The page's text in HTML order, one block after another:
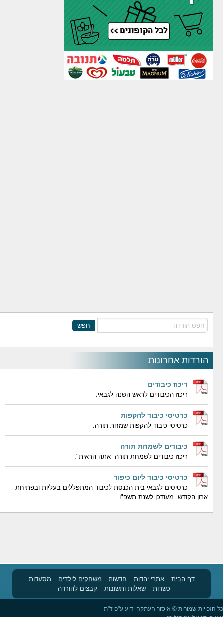
חפש
הורדות אחרונות
ריכוז כיבודים
ריכוז הכיבודים לראש השנה לגבאי.
כרטיסי כיבוד להקפות
כרטיסי כיבוד להקפות שמחת תורה.
כיבודים לשמחת תורה
ריכוז כיבודים לשמחת תורה "אתה הראית".
כרטיסי כיבוד ליום כיפור
כרטיסים לגבאי בית הכנסת לכיבוד המתפללים בעליות ובפתיחת
ארון הקודש. מעודכן לשנת תשפ"ו.
דף הבית אתרי יהדות חדשות משחקים לילדים
מסעדות
כשרות
שאלות ותשובות קבצים להורדה
כל הזכויות שמורות © איסור העתקה ידוע ע"פ ד"ת